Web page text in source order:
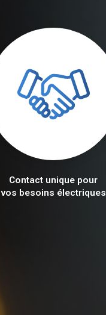
Contact unique pour
vos besoins électriques